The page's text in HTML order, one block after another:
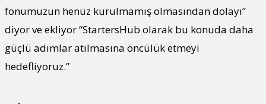
fonumuzun henüz kurulmamış olmasından dolayı”
diyor ve ekliyor “StartersHub olarak bu konuda daha
güçlü adımlar atılmasına öncülük etmeyi
hedefliyoruz.”